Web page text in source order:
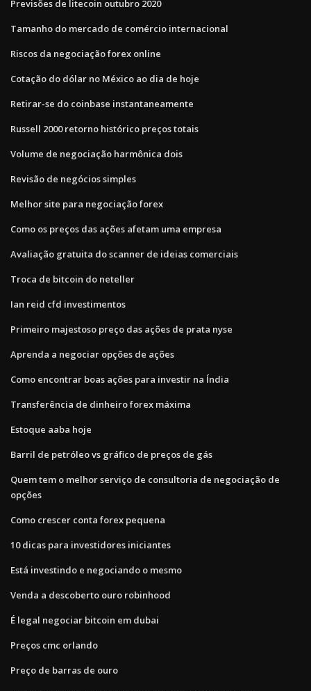
Previsões de litecoin outubro 2020
Tamanho do mercado de comércio internacional
Riscos da negociação forex online
Cotação do dólar no México ao dia de hoje
Retirar-se do coinbase instantaneamente
Russell 2000 retorno histórico preços totais
Volume de negociação harmônica dois
Revisão de negócios simples
Melhor site para negociação forex
Como os preços das ações afetam uma empresa
Avaliação gratuita do scanner de ideias comerciais
Troca de bitcoin do neteller
Ian reid cfd investimentos
Primeiro majestoso preço das ações de prata nyse
Aprenda a negociar opções de ações
Como encontrar boas ações para investir na Índia
Transferência de dinheiro forex máxima
Estoque aaba hoje
Barril de petróleo vs gráfico de preços de gás
Quem tem o melhor serviço de consultoria de negociação de
opções
Como crescer conta forex pequena
10 dicas para investidores iniciantes
Está investindo e negociando o mesmo
Venda a descoberto ouro robinhood
É legal negociar bitcoin em dubai
Preços cmc orlando
Preço de barras de ouro